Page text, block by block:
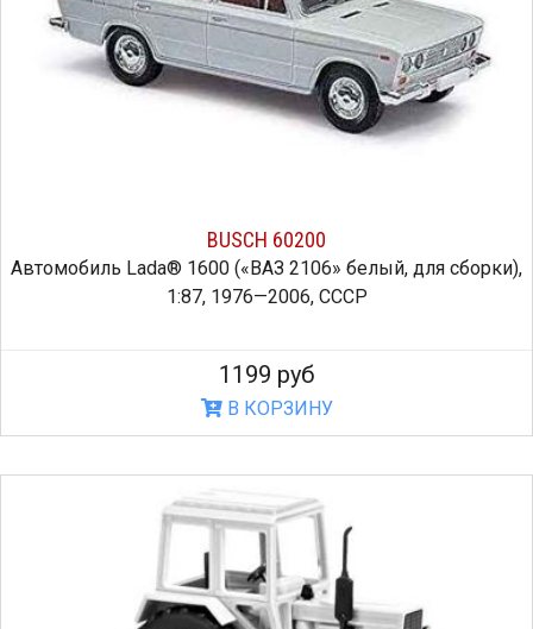
BUSCH 60200
Автомобиль Lada® 1600 («ВАЗ 2106» белый, для сборки),
1:87, 1976—2006, СССР
1199 руб
В КОРЗИНУ